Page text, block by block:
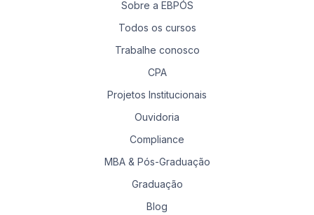
Sobre a EBPÓS
Todos os cursos
Trabalhe conosco
CPA
Projetos Institucionais
Ouvidoria
Compliance
MBA & Pós-Graduação
Graduação
Blog